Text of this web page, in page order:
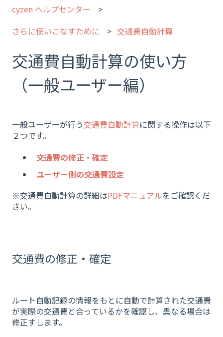
cyzen ヘルプセンター
さらに使いこなすために
交通費自動計算
交通費自動計算の使い方
（一般ユーザー編）
一般ユーザーが行う交通費自動計算に関する操作は以下
２つです。
交通費の修正・確定
ユーザー側の交通費設定
※交通費自動計算の詳細はPDFマニュアルをご確認くだ
さい。
交通費の修正・確定
ルート自動記録の情報をもとに自動で計算された交通費
が実際の交通費と合っているかを確認し、異なる場合は
修正すします。